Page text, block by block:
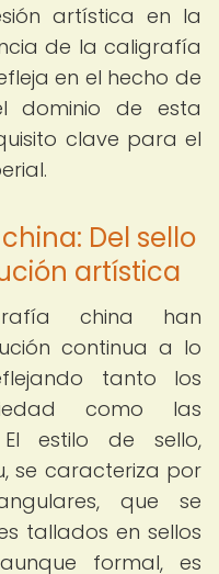
artística en la
de la caligrafía
en el hecho de
dominio de esta
clave para el
Del sello
artística
china han
continua a lo
tanto los
como las
El estilo de sello,
se caracteriza por
que se
tallados en sellos
formal, es